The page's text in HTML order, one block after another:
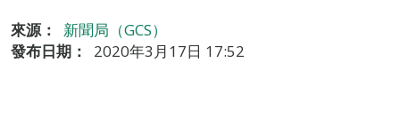
來源：
新聞局（GCS）
發布日期：
2020年3月17日 17:52